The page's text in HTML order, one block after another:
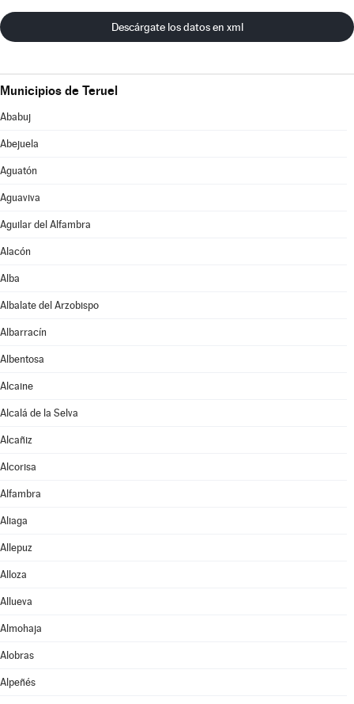
Descárgate los datos en xml
Municipios de Teruel
Ababuj
Abejuela
Aguatón
Aguaviva
Aguilar del Alfambra
Alacón
Alba
Albalate del Arzobispo
Albarracín
Albentosa
Alcaine
Alcalá de la Selva
Alcañiz
Alcorisa
Alfambra
Aliaga
Allepuz
Alloza
Allueva
Almohaja
Alobras
Alpeñés